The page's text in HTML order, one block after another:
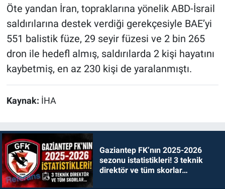
Öte yandan İran, topraklarına yönelik ABD-İsrail
saldırılarına destek verdiği gerekçesiyle BAE’yi
551 balistik füze, 29 seyir füzesi ve 2 bin 265
dron ile hedefl almış, saldırılarda 2 kişi hayatını
kaybetmiş, en az 230 kişi de yaralanmıştı.
Kaynak: İHA
Gaziantep FK’nın 2025-2026
sezonu istatistikleri! 3 teknik
direktör ve tüm skorlar…